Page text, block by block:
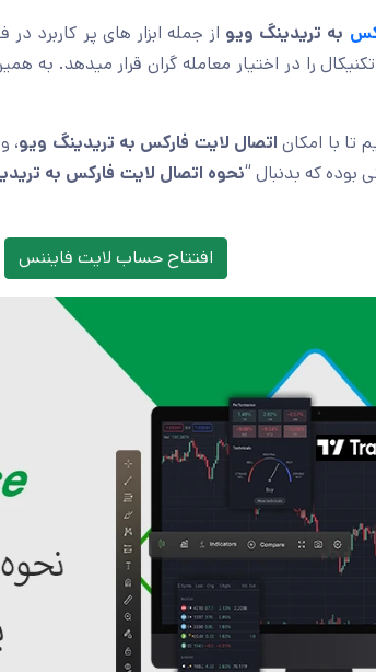
به تریدینگ ویو از جمله ابزار های پر
را در اختیار معامله گران قرار میدهد. به
تا با امکان اتصال لایت فارکس به تریدینگ ویو،
بوده که بدنبال “نحوه اتصال لایت فارکس به
افتتاح حساب لایت فایننس